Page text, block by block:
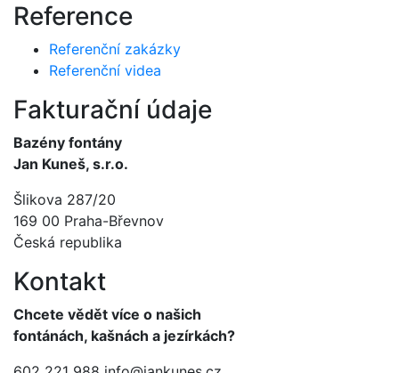
Reference
Referenční zakázky
Referenční videa
Fakturační údaje
Bazény fontány
Jan Kuneš, s.r.o.
Šlikova 287/20
169 00 Praha-Břevnov
Česká republika
Kontakt
Chcete vědět více o našich
fontánách, kašnách a jezírkách?